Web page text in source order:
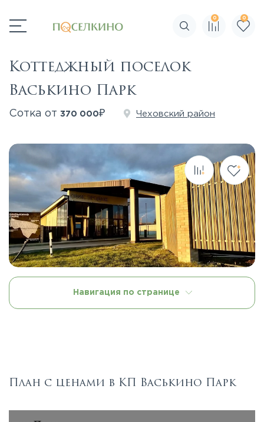
Поиск по сайту
0 0
Коттеджный поселок
Васькино Парк
Сотка от 370 000₽ Чеховский район
Навигация по странице
План с ценами в КП Васькино Парк